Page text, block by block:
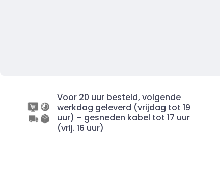
Voor 20 uur besteld, volgende
werkdag geleverd (vrijdag tot 19
uur) – gesneden kabel tot 17 uur
(vrij. 16 uur)